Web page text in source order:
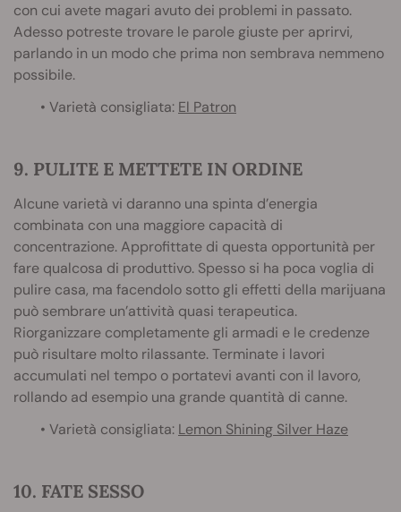
con cui avete magari avuto dei problemi in passato.
Adesso potreste trovare le parole giuste per aprirvi,
parlando in un modo che prima non sembrava nemmeno
possibile.
• Varietà consigliata: El Patron
9. PULITE E METTETE IN ORDINE
Alcune varietà vi daranno una spinta d’energia
combinata con una maggiore capacità di
concentrazione. Approfittate di questa opportunità per
fare qualcosa di produttivo. Spesso si ha poca voglia di
pulire casa, ma facendolo sotto gli effetti della marijuana
può sembrare un’attività quasi terapeutica.
Riorganizzare completamente gli armadi e le credenze
può risultare molto rilassante. Terminate i lavori
accumulati nel tempo o portatevi avanti con il lavoro,
rollando ad esempio una grande quantità di canne.
• Varietà consigliata: Lemon Shining Silver Haze
10. FATE SESSO